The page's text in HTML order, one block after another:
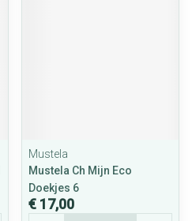
Mustela
Mustela Ch Mijn Eco
Doekjes 6
€ 17,00